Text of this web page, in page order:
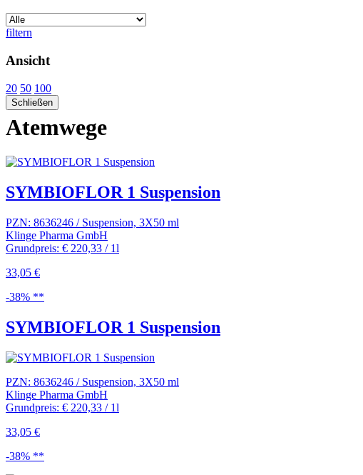
filtern
Ansicht
20 50 100
Schließen
Atemwege
SYMBIOFLOR 1 Suspension
PZN: 8636246 / Suspension, 3X50 ml
Klinge Pharma GmbH
Grundpreis: € 220,33 / 1l
33,05 €
-38% **
SYMBIOFLOR 1 Suspension
PZN: 8636246 / Suspension, 3X50 ml
Klinge Pharma GmbH
Grundpreis: € 220,33 / 1l
33,05 €
-38% **